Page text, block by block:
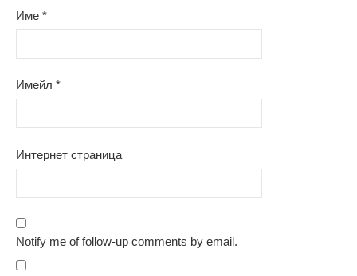
Име *
Имейл *
Интернет страница
Notify me of follow-up comments by email.